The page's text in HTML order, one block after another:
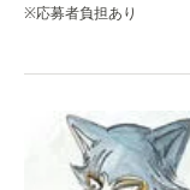
※応募者負担あり